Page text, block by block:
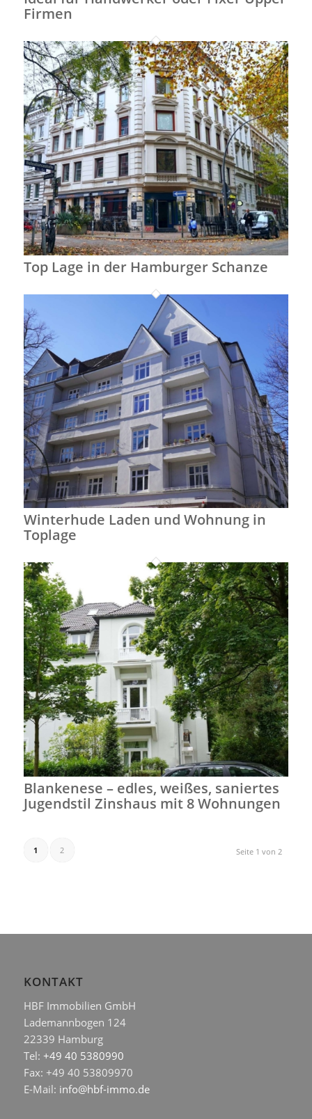
Firmen
Top Lage in der Hamburger Schanze
Winterhude Laden und Wohnung in
Toplage
Blankenese – edles, weißes, saniertes
Jugendstil Zinshaus mit 8 Wohnungen
Seite 1 von 2
1 2
KONTAKT
HBF Immobilien GmbH
Lademannbogen 124
22339 Hamburg
Tel: +49 40 5380990
Fax: +49 40 53809970
E-Mail: info@hbf-immo.de